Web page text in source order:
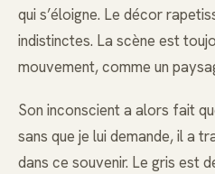
qui s’éloigne. Le décor
indistinctes. La scène est
mouvement, comme un
Son inconscient a alors fait
sans que je lui demande, il a
dans ce souvenir. Le gris est